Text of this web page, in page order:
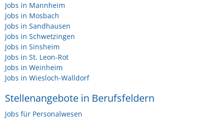
Jobs in Mannheim
Jobs in Mosbach
Jobs in Sandhausen
Jobs in Schwetzingen
Jobs in Sinsheim
Jobs in St. Leon-Rot
Jobs in Weinheim
Jobs in Wiesloch-Walldorf
Stellenangebote in Berufsfeldern
Jobs für Personalwesen